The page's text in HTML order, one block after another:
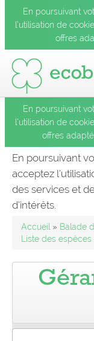
En poursuivant
l’utilisation de
offres
En poursuivant
l’utilisation de
offres
En poursuivant
acceptez
des services et
d’intérêts.
Accueil » Balade
Liste des espèces